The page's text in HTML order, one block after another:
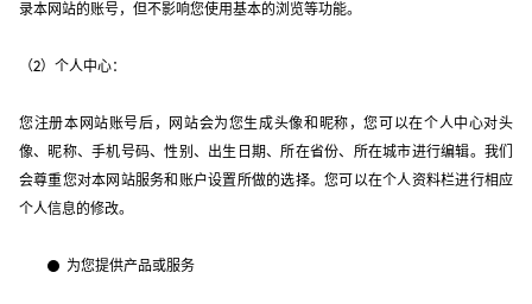
录本网站的账号，但不影响您使用基本的浏览等功能。
（2）个人中心：
您注册本网站账号后，网站会为您生成头像和昵称，您可以在个人中心对头
像、昵称、手机号码、性别、出生日期、所在省份、所在城市进行编辑。我们
会尊重您对本网站服务和账户设置所做的选择。您可以在个人资料栏进行相应
个人信息的修改。
为您提供产品或服务